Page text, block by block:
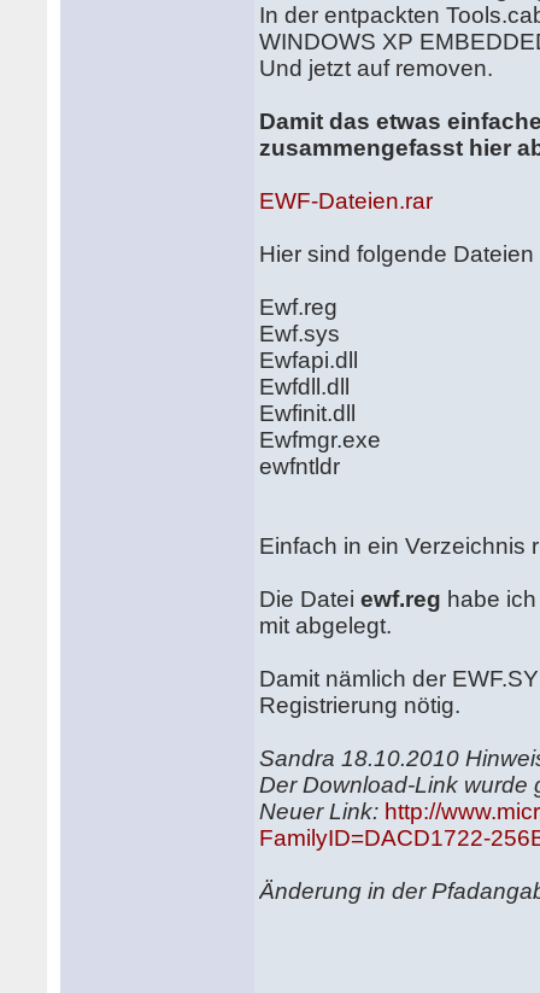
In der entpackten
WINDOWS XP
Und jetzt auf removen.
Damit das etwas
zusammengefasst hier
EWF-Dateien.rar
Hier sind folgende
Ewf.reg
Ewf.sys
Ewfapi.dll
Ewfdll.dll
Ewfinit.dll
Ewfmgr.exe
ewfntldr
Einfach in ein Verzeichnis
Die Dateiewf.reg habe
mit abgelegt.
Damit nämlich der
Registrierung nötig.
Sandra 18.10.2010
Der Download-Link wurde
Neuer Link: http://
FamilyID=DACD1722-
Änderung in der